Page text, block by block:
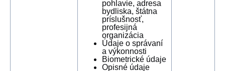
pohlavie, adresa
bydliska, štátna
príslušnosť,
profesijná
organizácia
Údaje o správaní
a výkonnosti
Biometrické údaje
Opisné údaje